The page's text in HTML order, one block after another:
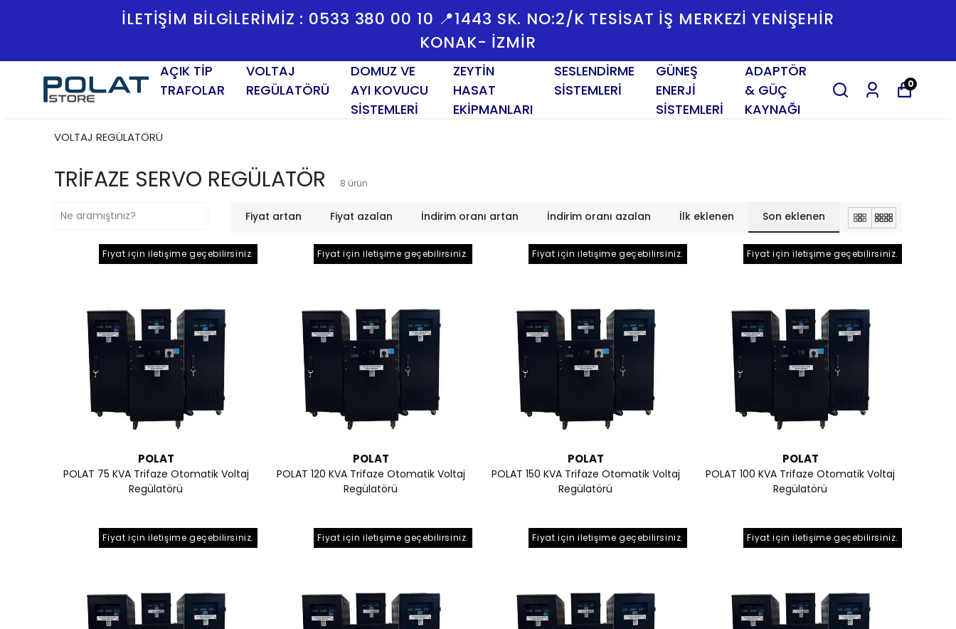
İLETİŞİM BİLGİLERİMİZ : 0533 380 00 10 📍1443 SK. NO:2/K TESISAT İŞ MERKEZI YENIŞEHIR
KONAK- İZMİR
AÇIK TİP
TRAFOLAR
VOLTAJ
REGÜLATÖRÜ
DOMUZ VE
AYI KOVUCU
SİSTEMLERİ
ZEYTİN
HASAT
EKİPMANLARI
SESLENDİRME
SİSTEMLERİ
GÜNEŞ
ENERJİ
SİSTEMLERİ
ADAPTÖR
& GÜÇ
KAYNAĞI
0
VOLTAJ REGÜLATÖRÜ
TRİFAZE SERVO REGÜLATÖR 8 ürün
Fiyat artan Fiyat azalan İndirim oranı artan İndirim oranı azalan İlk eklenen Son eklenen
Fiyat için iletişime geçebilirsiniz.
POLAT
POLAT 75 KVA Trifaze Otomatik Voltaj
Regülatörü
Fiyat için iletişime geçebilirsiniz.
POLAT
POLAT 120 KVA Trifaze Otomatik Voltaj
Regülatörü
Fiyat için iletişime geçebilirsiniz.
POLAT
POLAT 150 KVA Trifaze Otomatik Voltaj
Regülatörü
Fiyat için iletişime geçebilirsiniz.
POLAT
POLAT 100 KVA Trifaze Otomatik Voltaj
Regülatörü
Fiyat için iletişime geçebilirsiniz. Fiyat için iletişime geçebilirsiniz. Fiyat için iletişime geçebilirsiniz. Fiyat için iletişime geçebilirsiniz.